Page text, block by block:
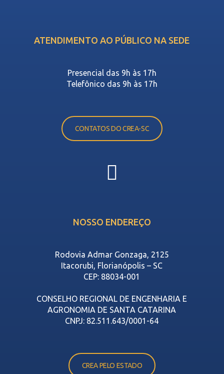
ATENDIMENTO AO PÚBLICO NA SEDE
Presencial das 9h às 17h
Telefônico das 9h às 17h
CONTATOS DO CREA-SC
NOSSO ENDEREÇO
Rodovia Admar Gonzaga, 2125
Itacorubi, Florianópolis – SC
CEP: 88034-001
CONSELHO REGIONAL DE ENGENHARIA E
AGRONOMIA DE SANTA CATARINA
CNPJ: 82.511.643/0001-64
CREA PELO ESTADO